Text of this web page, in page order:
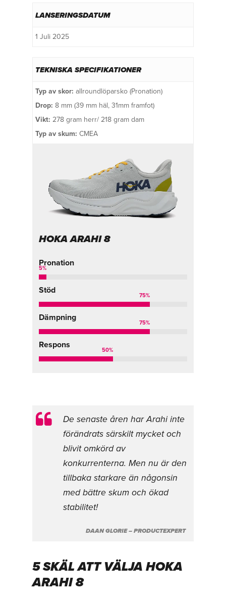
LANSERINGSDATUM
1 Juli 2025
TEKNISKA SPECIFIKATIONER
Typ av skor: allroundlöparsko (Pronation)
Drop: 8 mm (39 mm häl, 31mm framfot)
Vikt: 278 gram herr/ 218 gram dam
Typ av skum: CMEA
HOKA ARAHI 8
Pronation
5%
Stöd
75%
Dämpning
75%
Respons
50%
De senaste åren har Arahi inte
förändrats särskilt mycket och
blivit omkörd av
konkurrenterna. Men nu är den
tillbaka starkare än någonsin
med bättre skum och ökad
stabilitet!
DAAN GLORIE – PRODUCTEXPERT
5 SKÄL ATT VÄLJA HOKA
ARAHI 8